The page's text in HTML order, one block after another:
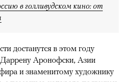
в голливудском кино: от
достанутся в этом году
Аронофски, Азии
и знаменитому художнику